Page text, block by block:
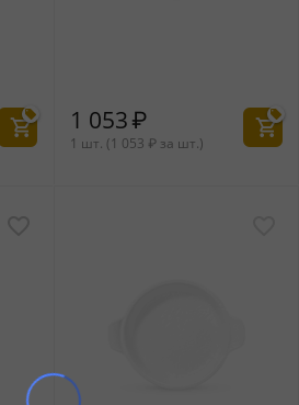
1 053₽
1 шт. (1 053 ₽ за шт.)